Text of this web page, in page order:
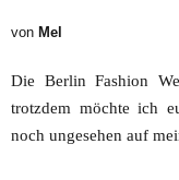
von Mel
Die Berlin Fashion
trotzdem möchte ich
noch ungesehen auf